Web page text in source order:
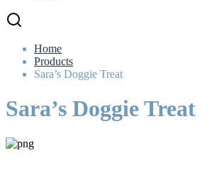
Home
Products
Sara’s Doggie Treat
Sara’s Doggie Treat